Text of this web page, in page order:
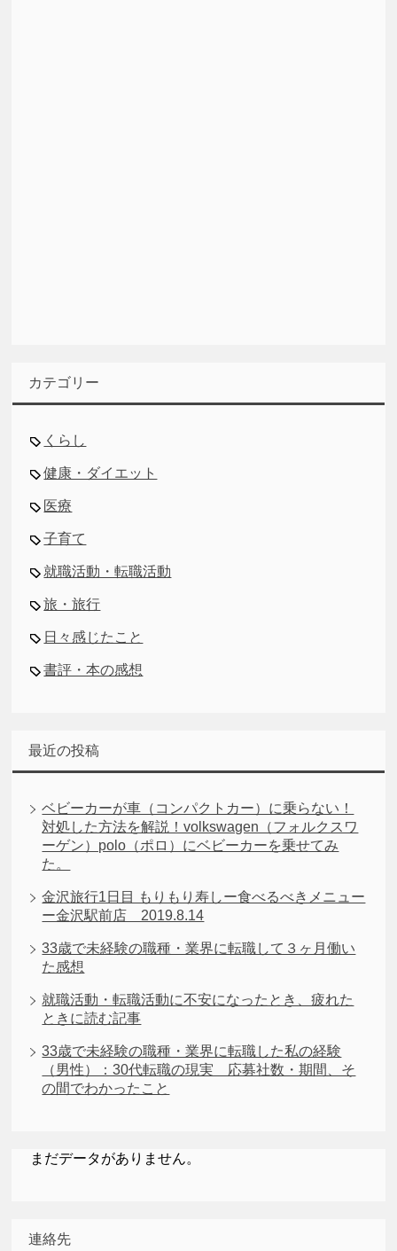
カテゴリー
くらし
健康・ダイエット
医療
子育て
就職活動・転職活動
旅・旅行
日々感じたこと
書評・本の感想
最近の投稿
ベビーカーが車（コンパクトカー）に乗らない！
対処した方法を解説！volkswagen（フォルクスワ
ーゲン）polo（ポロ）にベビーカーを乗せてみ
た。
金沢旅行1日目 もりもり寿しー食べるべきメニュー
ー金沢駅前店 2019.8.14
33歳で未経験の職種・業界に転職して３ヶ月働い
た感想
就職活動・転職活動に不安になったとき、疲れた
ときに読む記事
33歳で未経験の職種・業界に転職した私の経験
（男性）：30代転職の現実 応募社数・期間、そ
の間でわかったこと
まだデータがありません。
連絡先